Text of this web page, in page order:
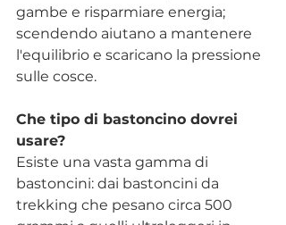
gambe e risparmiare energia;
scendendo aiutano a mantenere
l'equilibrio e scaricano la pressione
sulle cosce.
Che tipo di bastoncino dovrei
usare?
Esiste una vasta gamma di
bastoncini: dai bastoncini da
trekking che pesano circa 500